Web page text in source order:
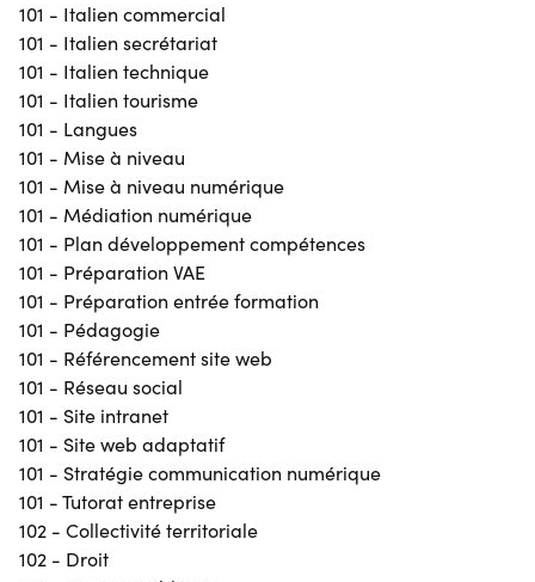
101 - Italien commercial
101 - Italien secrétariat
101 - Italien technique
101 - Italien tourisme
101 - Langues
101 - Mise à niveau
101 - Mise à niveau numérique
101 - Médiation numérique
101 - Plan développement compétences
101 - Préparation VAE
101 - Préparation entrée formation
101 - Pédagogie
101 - Référencement site web
101 - Réseau social
101 - Site intranet
101 - Site web adaptatif
101 - Stratégie communication numérique
101 - Tutorat entreprise
102 - Collectivité territoriale
102 - Droit